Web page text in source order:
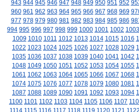
943 944 945 946 947 948 949 950 951 952
960 961 962 963 964 965 966 967 968 969
977 978 979 980 981 982 983 984 985 986
994 995 996 997 998 999 1000 1001 1002 1003
1009 1010 1011 1012 1013 1014 1015 1016
1022 1023 1024 1025 1026 1027 1028 1029
1035 1036 1037 1038 1039 1040 1041 1042
1048 1049 1050 1051 1052 1053 1054 1055
1061 1062 1063 1064 1065 1066 1067 1068
1074 1075 1076 1077 1078 1079 1080 1081
1087 1088 1089 1090 1091 1092 1093 1094
1100 1101 1102 1103 1104 1105 1106 1107
1114 1115 1116 1117 1118 1119 1120 1121 1122